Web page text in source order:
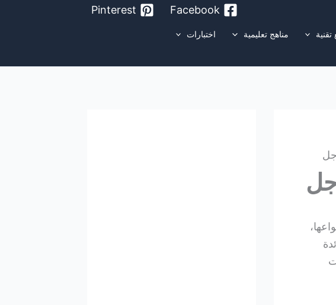
Facebook
Pinterest
مناهج تعليمية
اختبارات